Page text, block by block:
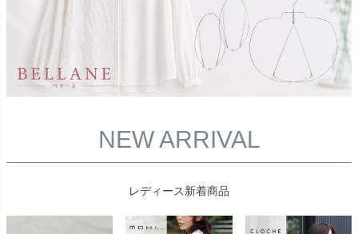
NEW ARRIVAL
レディース新着商品